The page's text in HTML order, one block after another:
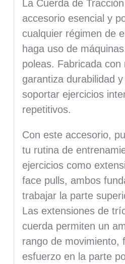
La Cuerda de
accesorio esencial y
cualquier régimen de
haga uso de
poleas. Fabricada con
garantiza durabilidad
soportar ejercicios
repetitivos.
Con este accesorio,
tu rutina de
ejercicios como
face pulls, ambos
trabajar la parte
Las extensiones de
cuerda permiten un
rango de movimiento,
esfuerzo en la parte